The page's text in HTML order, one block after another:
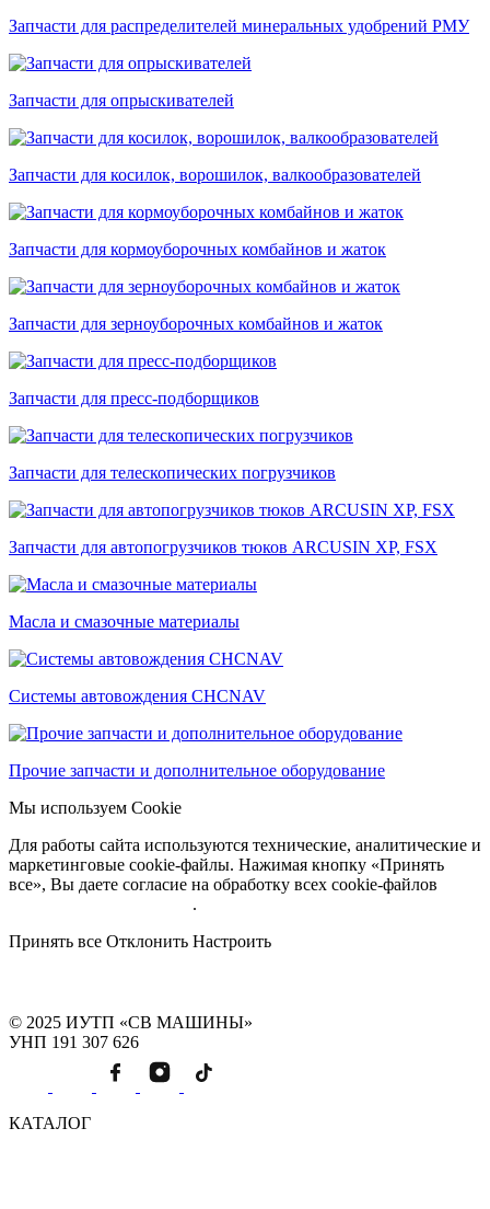
Запчасти для распределителей минеральных удобрений РМУ
Запчасти для опрыскивателей
Запчасти для косилок, ворошилок, валкообразователей
Запчасти для кормоуборочных комбайнов и жаток
Запчасти для зерноуборочных комбайнов и жаток
Запчасти для пресс-подборщиков
Запчасти для телескопических погрузчиков
Запчасти для автопогрузчиков тюков ARCUSIN XP, FSX
Масла и смазочные материалы
Системы автовождения CHCNAV
Прочие запчасти и дополнительное оборудование
Мы используем Cookie
Для работы сайта используются технические, аналитические и
маркетинговые cookie-файлы. Нажимая кнопку «Принять
все», Вы даете согласие на обработку всех cookie-файлов
.
Принять все Отклонить Настроить
© 2025 ИУТП «СВ МАШИНЫ»
УНП 191 307 626
КАТАЛОГ